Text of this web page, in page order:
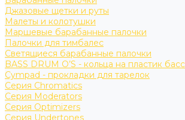
Джазовые щетки и руты
Малеты и колотушки
Маршевые барабанные палочки
Палочки для тимбалес
Светящиеся барабанные палочки
BASS DRUM O’S - кольца на пластик
Cympad - прокладки для тарелок
Серия Chromatics
Серия Moderators
Серия Optimizers
Серия Undertones